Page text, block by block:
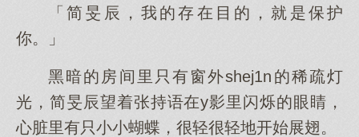
「简旻辰，我的存在目的，就是保护
你。」
黑暗的房间里只有窗外shej1n的稀疏灯
光，简旻辰望着张持语在y影里闪烁的眼睛，
心脏里有只小小蝴蝶，很轻很轻地开始展翅。